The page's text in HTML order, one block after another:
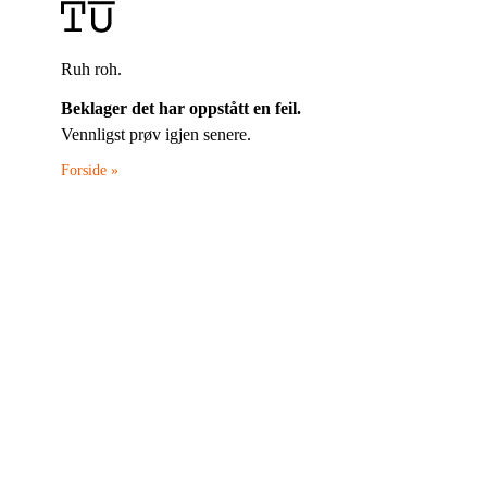
Ruh roh.
Beklager det har oppstått en feil.
Vennligst prøv igjen senere.
Forside »